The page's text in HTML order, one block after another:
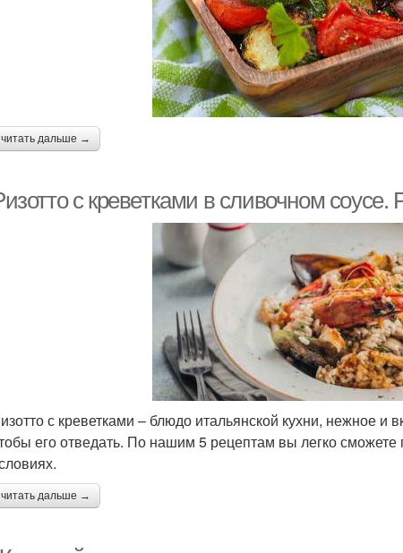
читать дальше →
с креветками в сливочном соусе.
с креветками – блюдо итальянской кухни, нежное и
его отведать. По нашим 5 рецептам вы легко сможете
читать дальше →